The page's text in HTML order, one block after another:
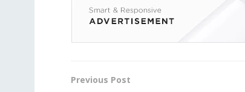
Previous Post